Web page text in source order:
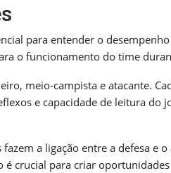
para entender o
o funcionamento do time
meio-campista e atacante.
e capacidade de leitura do
a ligação entre a defesa e
é crucial para criar